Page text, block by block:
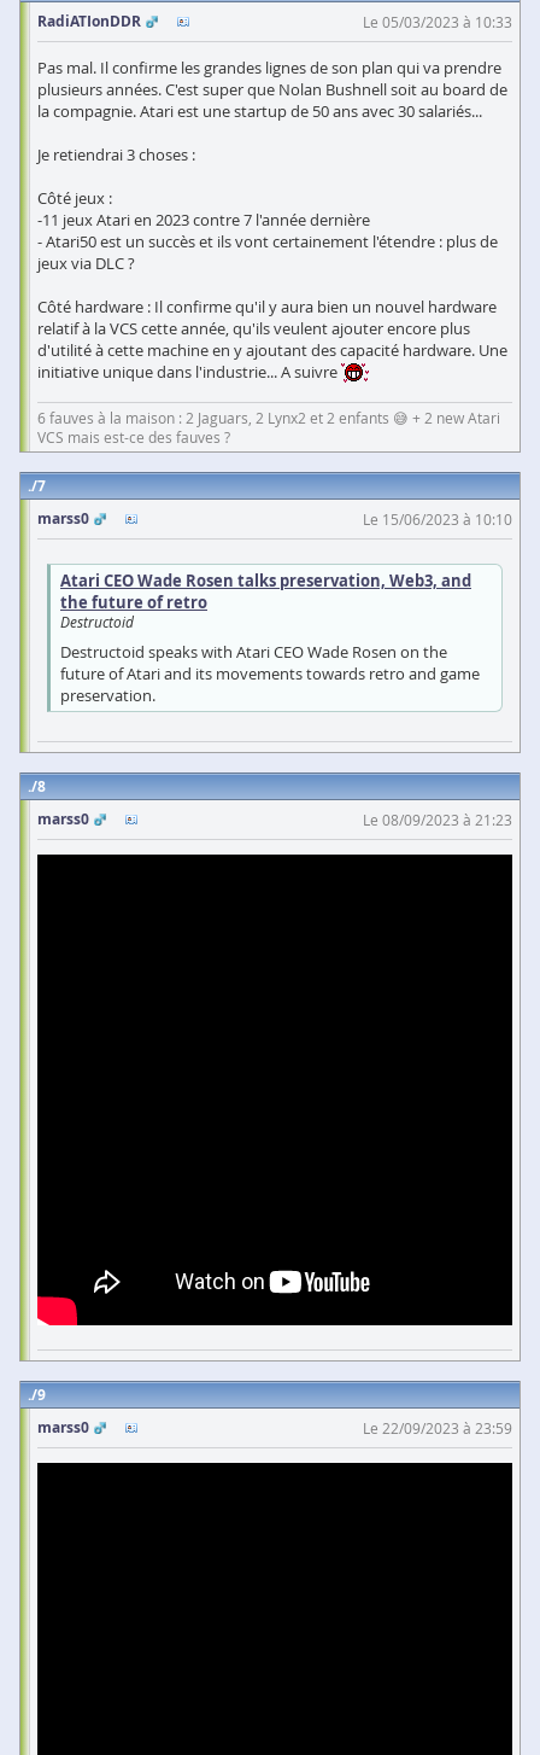
RadiATIonDDR Le 05/03/2023 à 10:33
Pas mal. Il confirme les grandes lignes de son plan qui va prendre
plusieurs années. C'est super que Nolan Bushnell soit au board de
la compagnie. Atari est une startup de 50 ans avec 30 salariés...
Je retiendrai 3 choses :
Côté jeux :
-11 jeux Atari en 2023 contre 7 l'année dernière
- Atari50 est un succès et ils vont certainement l'étendre : plus de
jeux via DLC ?
Côté hardware : Il confirme qu'il y aura bien un nouvel hardware
relatif à la VCS cette année, qu'ils veulent ajouter encore plus
d'utilité à cette machine en y ajoutant des capacité hardware. Une
initiative unique dans l'industrie... A suivre
6 fauves à la maison : 2 Jaguars, 2 Lynx2 et 2 enfants 😅 + 2 new Atari
VCS mais est-ce des fauves ?
7
marss0
Le 15/06/2023 à 10:10
Atari CEO Wade Rosen talks preservation, Web3, and
the future of retro
Destructoid
Destructoid speaks with Atari CEO Wade Rosen on the
future of Atari and its movements towards retro and game
preservation.
8
marss0
Le 08/09/2023 à 21:23
9
marss0
Le 22/09/2023 à 23:59